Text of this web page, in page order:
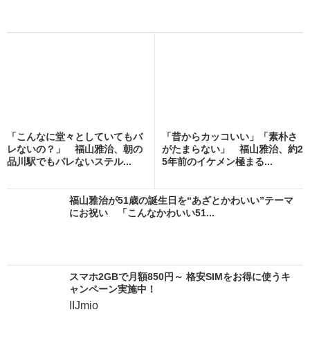
「こんなに堂々としていてもバ
レないの？」 福山雅治、朝の
品川駅でもバレないステル...
「昔からカッコいい」「素朴さ
がたまらない」 福山雅治、約2
5年前のイケメン極まる...
福山雅治が51歳の誕生日を“あざとかわいい”テーマ
にお祝い 「こんなかわいい51...
スマホ2GBで月額850円～ 格安SIMをお得に使うキ
ャンペーン実施中！
IIJmio